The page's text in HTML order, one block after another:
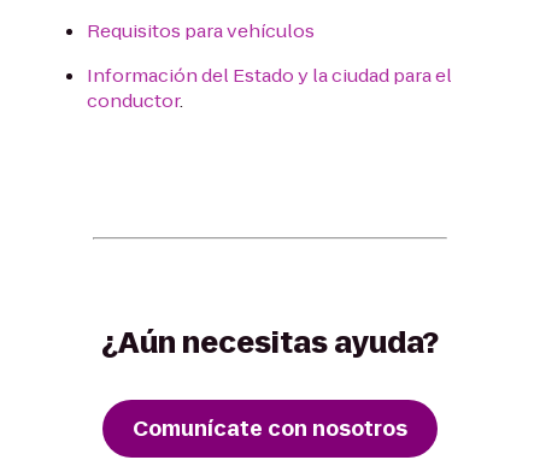
Requisitos para vehículos
Información del Estado y la ciudad para el
conductor.
¿Aún necesitas ayuda?
Comunícate con nosotros